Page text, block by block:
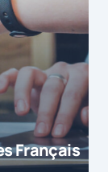
Français